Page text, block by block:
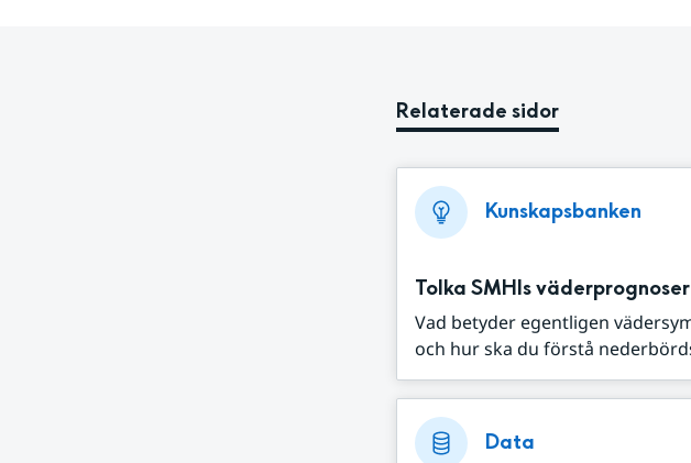
Relaterade sidor
Kunskapsbanken
Tolka SMHIs väderprognoser
Vad betyder egentligen
och hur ska du förstå
Data